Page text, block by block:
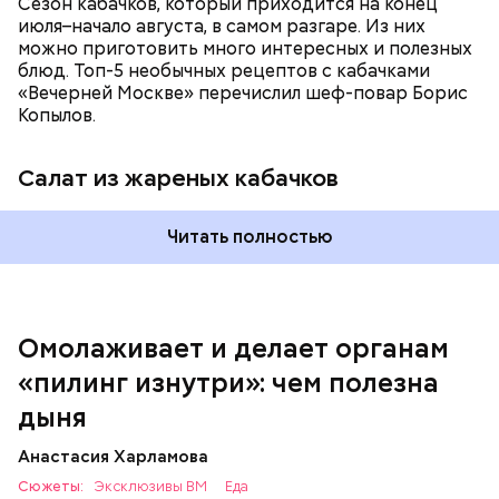
июля–начало августа, в самом разгаре. Из них
можно приготовить много интересных и полезных
блюд. Топ-5 необычных рецептов с кабачками
«Вечерней Москве» перечислил шеф-повар Борис
Копылов.
Салат из жареных кабачков
Читать полностью
Омолаживает и делает органам
«пилинг изнутри»: чем полезна
дыня
Анастасия Харламова
Сюжеты: Эксклюзивы ВМ Еда
кремний — укрепляет кости, зубы, волосы и
ногти и оказывает омолаживающее действие;
клетчатка — достаточно нежная и забирает
излишки холестерина, сахара и соли тяжелых
фолиевая кислота (в большом количестве) —
она необходима беременным женщинам,
чтобы формировалась нервная трубка у
плода. Также ее рекомендуют принимать для
— В момент стресса он держит сосуды под
контролем и контролирует более 300 реакций
Вред дыни
А врач-эндокринолог Алексей Калинчев рассказал,
что существует множество блюд, где используют